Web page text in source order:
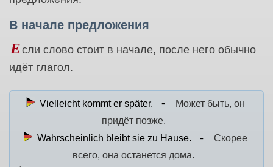
В начале предложения
Если слово стоит в начале, после него обычно
идёт глагол.
Vielleicht kommt er später.
Может быть, он
придёт позже.
Wahrscheinlich bleibt sie zu Hause.
Скорее
всего, она останется дома.